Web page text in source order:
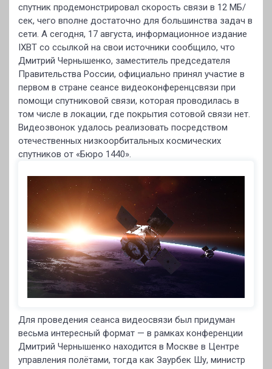
спутник продемонстрировал скорость связи в 12 МБ/
сек, чего вполне достаточно для большинства задач в
сети. А сегодня, 17 августа, информационное издание
IXBT со ссылкой на свои источники сообщило, что
Дмитрий Чернышенко, заместитель председателя
Правительства России, официально принял участие в
первом в стране сеансе видеоконференцсвязи при
помощи спутниковой связи, которая проводилась в
том числе в локации, где покрытия сотовой связи нет.
Видеозвонок удалось реализовать посредством
отечественных низкоорбитальных космических
спутников от «Бюро 1440».
Для проведения сеанса видеосвязи был придуман
весьма интересный формат — в рамках конференции
Дмитрий Чернышенко находится в Москве в Центре
управления полётами, тогда как Заурбек Шу, министр